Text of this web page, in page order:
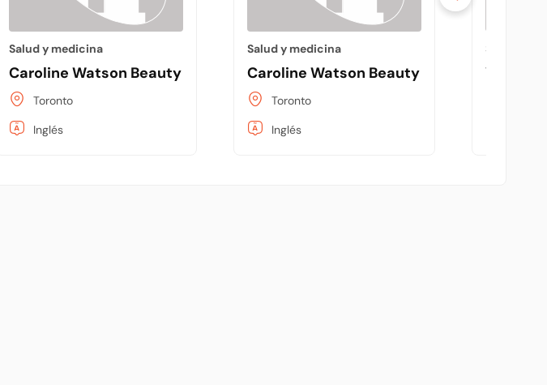
Salud y medicina
Caroline Watson Beauty
Toronto
Inglés
Salud y medicina
Caroline Watson Beauty
Toronto
Inglés
Salud y
Youth